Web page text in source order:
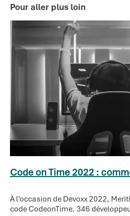
Pour aller plus loin
Code on Time 2022 :
À l’occasion de Devoxx 2022,
code CodeonTime. 346